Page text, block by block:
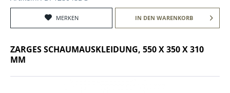
MERKEN IN DEN WARENKORB
ZARGES SCHAUMAUSKLEIDUNG, 550 X 350 X 310
MM